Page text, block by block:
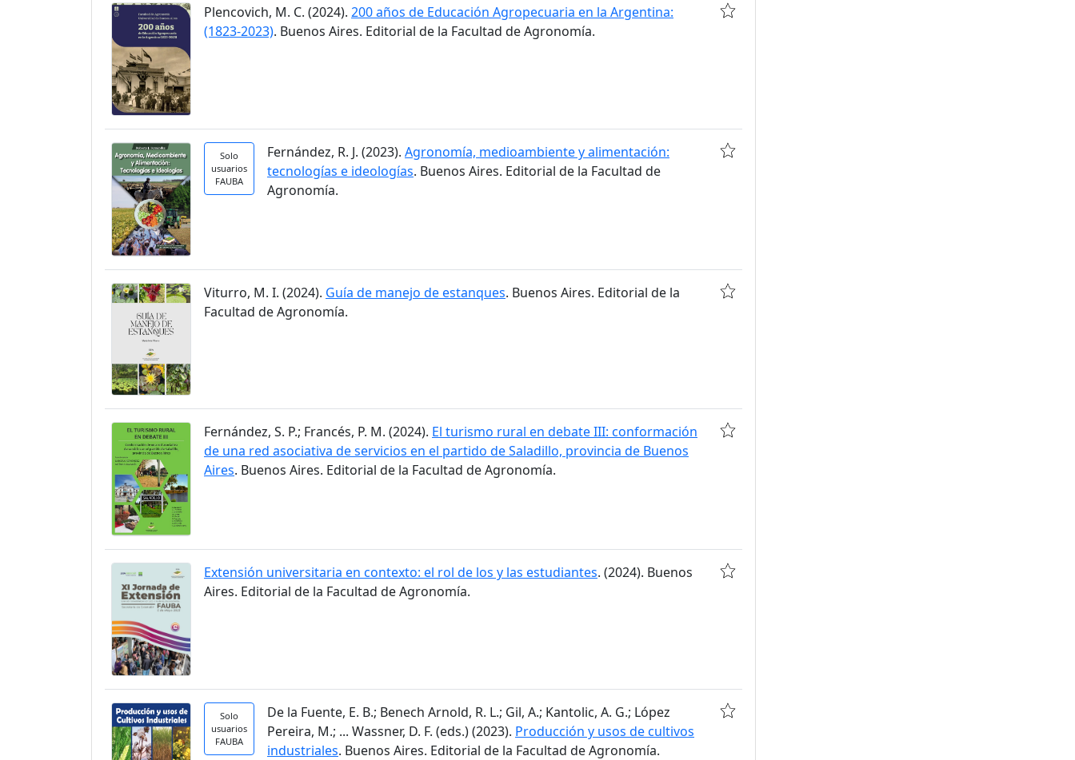
Plencovich, M. C. (2024). 200 años de Educación Agropecuaria en la Argentina:
(1823-2023). Buenos Aires. Editorial de la Facultad de Agronomía.
Solo
usuarios
FAUBA
Fernández, R. J. (2023). Agronomía, medioambiente y alimentación:
tecnologías e ideologías. Buenos Aires. Editorial de la Facultad de
Agronomía.
Viturro, M. I. (2024). Guía de manejo de estanques. Buenos Aires. Editorial de la
Facultad de Agronomía.
Fernández, S. P.; Francés, P. M. (2024). El turismo rural en debate III: conformación
de una red asociativa de servicios en el partido de Saladillo, provincia de Buenos
Aires. Buenos Aires. Editorial de la Facultad de Agronomía.
Extensión universitaria en contexto: el rol de los y las estudiantes. (2024). Buenos
Aires. Editorial de la Facultad de Agronomía.
Solo
usuarios
FAUBA
De la Fuente, E. B.; Benech Arnold, R. L.; Gil, A.; Kantolic, A. G.; López
Pereira, M.; ... Wassner, D. F. (eds.) (2023). Producción y usos de cultivos
industriales. Buenos Aires. Editorial de la Facultad de Agronomía.